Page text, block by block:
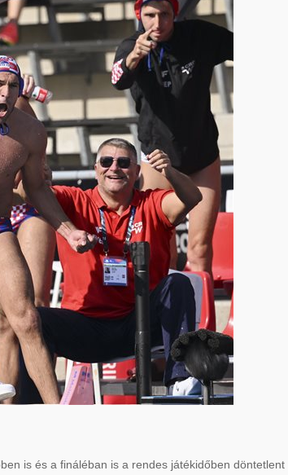
is és a fináléban is a rendes játékidőben döntetlent